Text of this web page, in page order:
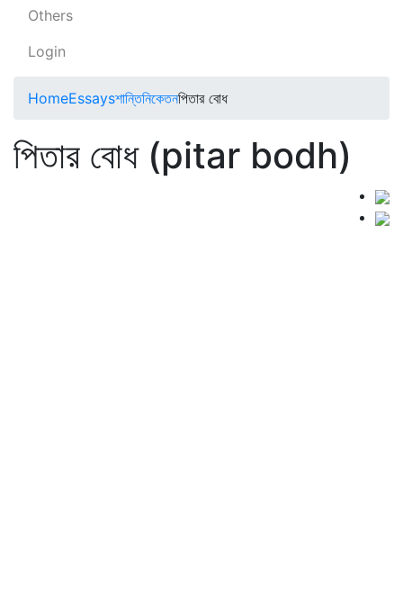
Others
Login
HomeEssaysশান্তিনিকেতনপিতার বোধ
পিতার বোধ (pitar bodh)